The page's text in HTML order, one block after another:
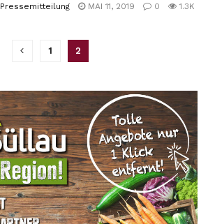
Pressemitteilung MAI 11, 2019 0 1.3K
1 2